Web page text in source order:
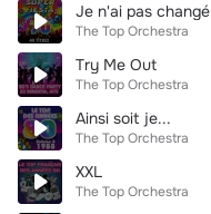
Je n'ai pas changé
The Top Orchestra
Try Me Out
The Top Orchestra
Ainsi soit je...
The Top Orchestra
XXL
The Top Orchestra